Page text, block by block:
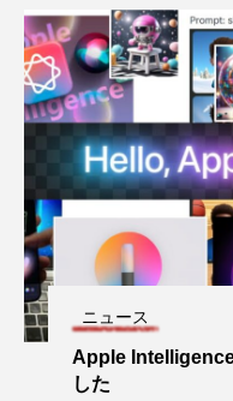
ニュース
Apple
した